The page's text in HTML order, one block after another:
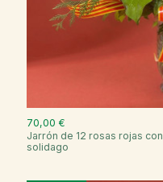
70,00 €
Jarrón de 12 rosas rojas con
solidago